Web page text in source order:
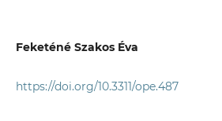
Feketéné Szakos Éva
https://doi.org/10.3311/ope.487